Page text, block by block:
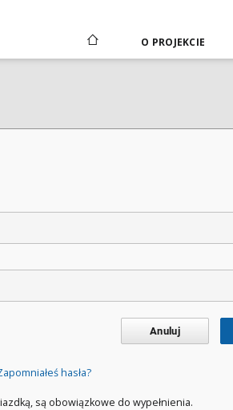
O PROJEKCIE
Anuluj
hasła?
są obowiązkowe do wypełnienia.